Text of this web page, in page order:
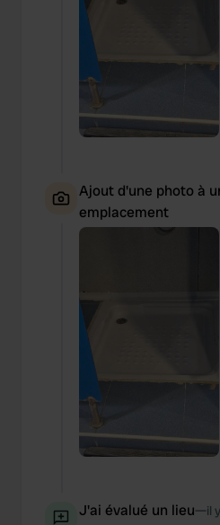
Ajout d'une photo à
emplacement
J'ai évalué un lieu—il